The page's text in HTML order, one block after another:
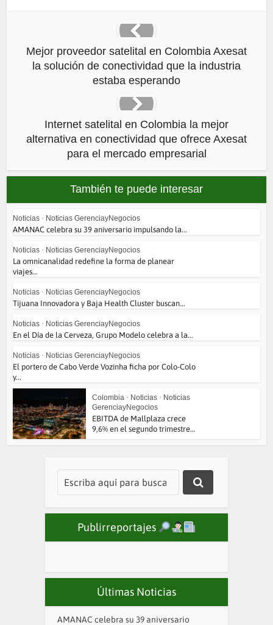
Mejor proveedor satelital en Colombia Axesat
la solución de conectividad que la industria
estaba esperando
Internet satelital en Colombia la mejor
alternativa en conectividad que ofrece Axesat
para el mercado empresarial
También te puede interesar
Noticias • Noticias GerenciayNegocios
AMANAC celebra su 39 aniversario impulsando la...
Noticias • Noticias GerenciayNegocios
La omnicanalidad redefine la forma de planear
viajes...
Noticias • Noticias GerenciayNegocios
Tijuana Innovadora y Baja Health Cluster buscan...
Noticias • Noticias GerenciayNegocios
En el Día de la Cerveza, Grupo Modelo celebra a la...
Noticias • Noticias GerenciayNegocios
El portero de Cabo Verde Vozinha ficha por Colo-Colo
y...
Colombia • Noticias • Noticias
GerenciayNegocios
EBITDA de Mallplaza crece
9,6% en el segundo trimestre...
Publirreportajes
Últimas Noticias
AMANAC celebra su 39 aniversario